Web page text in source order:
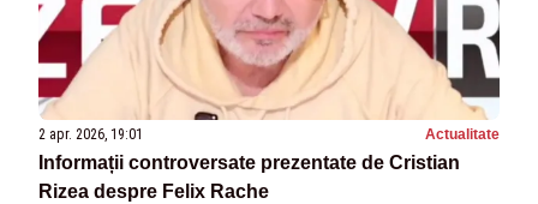
2 apr. 2026, 19:01 Actualitate
Informații controversate prezentate de Cristian
Rizea despre Felix Rache